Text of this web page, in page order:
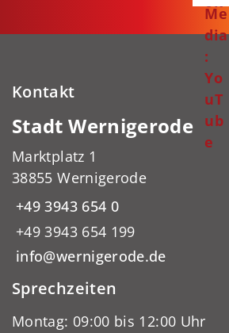
Me
dia
:
Yo
uT
ub
e
Kontakt
Stadt Wernigerode
Marktplatz 1
38855 Wernigerode
+49 3943 654 0
+49 3943 654 199
info@wernigerode.de
Sprechzeiten
Montag: 09:00 bis 12:00 Uhr